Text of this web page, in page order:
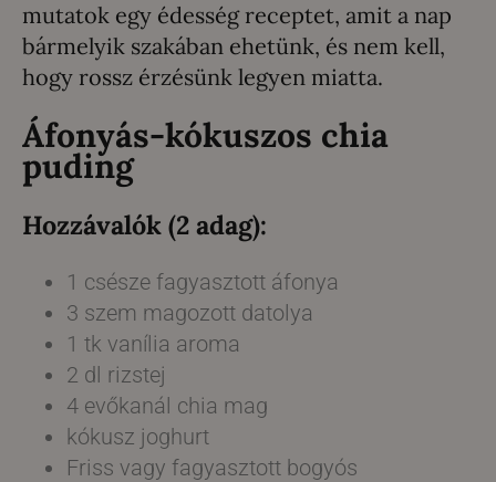
mutatok egy édesség receptet, amit a nap
bármelyik szakában ehetünk, és nem kell,
hogy rossz érzésünk legyen miatta.
Áfonyás-kókuszos chia
puding
Hozzávalók (2 adag):
1 csésze fagyasztott áfonya
3 szem magozott datolya
1 tk vanília aroma
2 dl rizstej
4 evőkanál chia mag
kókusz joghurt
Friss vagy fagyasztott bogyós